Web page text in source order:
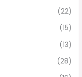
(22)
(15)
(13)
(28)